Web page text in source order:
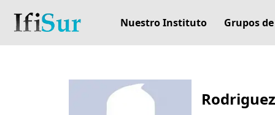
Nuestro Instituto Grupos